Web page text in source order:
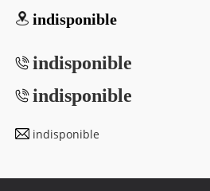
indisponible
indisponible
indisponible
indisponible